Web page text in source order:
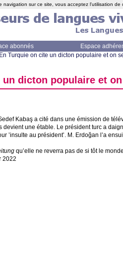
abonnés
Espace
En Turquie on cite un dicton populaire et on
un dicton populaire et
Kabaş a cité dans une émission de
une étable. Le président turc a
’insulte au président’. M. Erdoğan l’a
qu’elle ne reverra pas de si tôt le
2022
navigation sur ce site, vous acceptez l'utilisation